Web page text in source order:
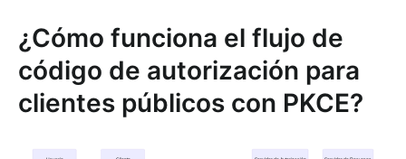
¿Cómo funciona el flujo de
código de autorización para
clientes públicos con PKCE?